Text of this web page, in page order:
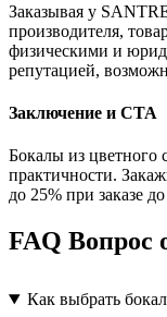
Заказывая у
производителя,
физическими и
репутацией,
Заключение и CTA
Бокалы из цветного
практичности.
до 25% при заказе
FAQ Вопрос
Как выбрать